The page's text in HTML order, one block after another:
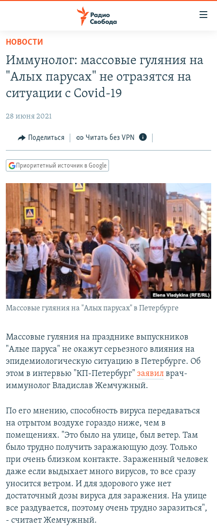
упрощенного
доступа
Вернуться
основному
Вернутся
Вернутся
поиску
ПОДКАСТЫ
АВТОРСКИЕ ПРОЕКТЫ
МНЕНИЯ
КУЛЬТУРА
КАВКАЗ.РЕАЛИИ
СЕВЕР.РЕАЛИИ
СИБИРЬ.РЕАЛИИ
РАСПИСАНИЕ ВЕЩАНИЯ
ПОДПИШИТЕСЬ НА РАССЫЛКУ
СОЦИАЛЬНЫЕ СЕТИ
Все сайты РСЕ/РС
НОВОСТИ
Иммунолог: массовые гуляния на
"Алых парусах" не отразятся на
ситуации с Covid-19
28 июня 2021
Поделиться Читать без VPN
Приоритетный источник в Google
Массовые гуляния на "Алых парусах" в Петербурге
Массовые гуляния на празднике выпускников
"Алые паруса" не окажут серьезного влияния на
эпидемиологическую ситуацию в Петербурге. Об
этом в интервью "КП-Петербург" заявил врач-
иммунолог Владислав Жемчужный.
По его мнению, способность вируса передаваться
на отрытом воздухе гораздо ниже, чем в
помещениях. "Это было на улице, был ветер. Там
было трудно получить заражающую дозу. Только
при очень близком контакте. Зараженный человек
даже если выдыхает много вирусов, то все сразу
уносится ветром. И для здорового уже нет
достаточный дозы вируса для заражения. На улице
все раздувается, поэтому очень трудно заразиться",
- считает Жемчужный.